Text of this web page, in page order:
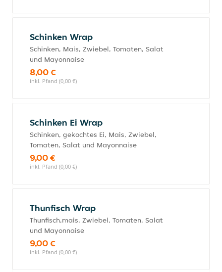
Schinken Wrap
Schinken, Mais, Zwiebel, Tomaten, Salat
und Mayonnaise
8,00 €
inkl. Pfand (0,00 €)
Schinken Ei Wrap
Schinken, gekochtes Ei, Mais, Zwiebel,
Tomaten, Salat und Mayonnaise
9,00 €
inkl. Pfand (0,00 €)
Thunfisch Wrap
Thunfisch,mais, Zwiebel, Tomaten, Salat
und Mayonnaise
9,00 €
inkl. Pfand (0,00 €)